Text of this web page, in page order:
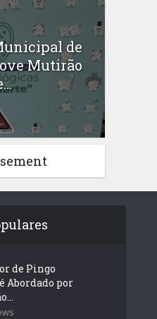
de
Mutirão
de Pingo
é Abordado por